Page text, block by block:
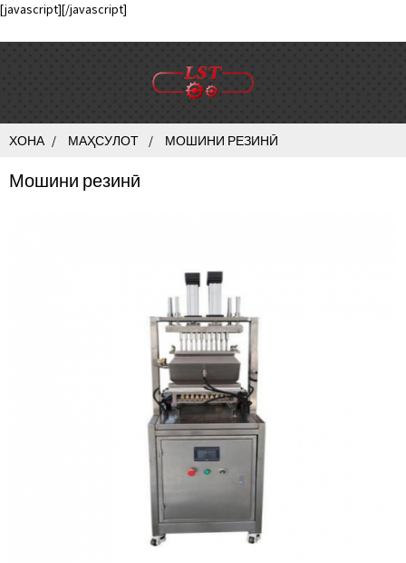
[javascript][/javascript]
ХОНА МАҲСУЛОТ МОШИНИ РЕЗИНӢ
Мошини резинӣ